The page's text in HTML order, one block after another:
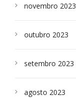
novembro 2023
outubro 2023
setembro 2023
agosto 2023